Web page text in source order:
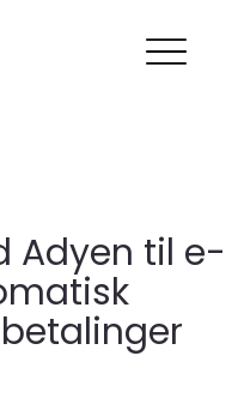
Adyen til e-